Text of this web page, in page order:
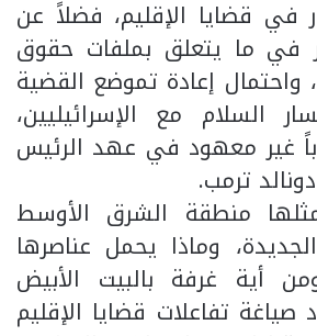
في قضايا الإقليم، فضلاً عن
في ما يتعلق بملفات حقوق
واحتمال إعادة تموضع القضية
السلام مع الإسرائيليين،
غير معهود في عهد الرئيس
ترمب.
منطقة الشرق الأوسط
الجديدة، وماذا يحمل عناصرها
أية غرفة بالبيت الأبيض
تفاعلات قضايا الإقليم